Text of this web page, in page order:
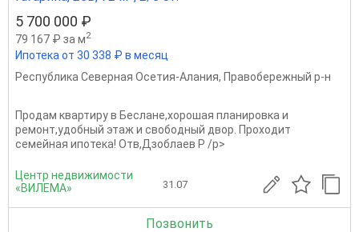
5 700 000 ₽
79 167 ₽ за м2
Ипотека от 30 338 ₽ в месяц
Республика Северная Осетия-Алания, Правобережный р-н
Продам квартиру в Беслане,хорошая планировка и
ремонт,удобный этаж и свободный двор. Проходит
семейная ипотека! Отв,Дзоблаев Р /p>
Центр недвижимости
«ВИЛЕМА»
31.07
Позвонить